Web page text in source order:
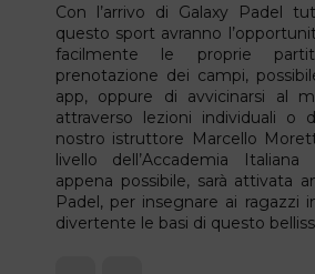
Con l’arrivo di Galaxy Padel
questo sport avranno
facilmente le proprie
prenotazione dei campi,
app, oppure di avvicinarsi al
attraverso lezioni individuali o
nostro istruttore Marcello
livello dell’Accademia Italiana
appena possibile, sarà attivata
Padel, per insegnare ai ragazzi
divertente le basi di questo